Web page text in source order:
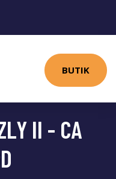
BUTIK
II - CA